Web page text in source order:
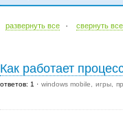
развернуть все · cвернуть все
Как работает
ответов: 1 windows mobile игры